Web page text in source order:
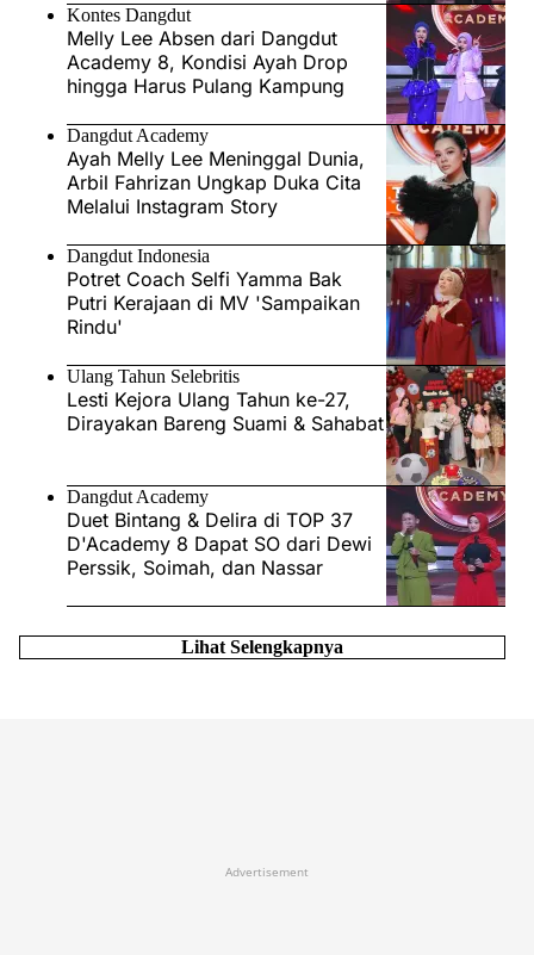
Kontes Dangdut
Melly Lee Absen dari Dangdut
Academy 8, Kondisi Ayah Drop
hingga Harus Pulang Kampung
Dangdut Academy
Ayah Melly Lee Meninggal Dunia,
Arbil Fahrizan Ungkap Duka Cita
Melalui Instagram Story
Dangdut Indonesia
Potret Coach Selfi Yamma Bak
Putri Kerajaan di MV 'Sampaikan
Rindu'
Ulang Tahun Selebritis
Lesti Kejora Ulang Tahun ke-27,
Dirayakan Bareng Suami & Sahabat
Dangdut Academy
Duet Bintang & Delira di TOP 37
D'Academy 8 Dapat SO dari Dewi
Perssik, Soimah, dan Nassar
Lihat Selengkapnya
Advertisement